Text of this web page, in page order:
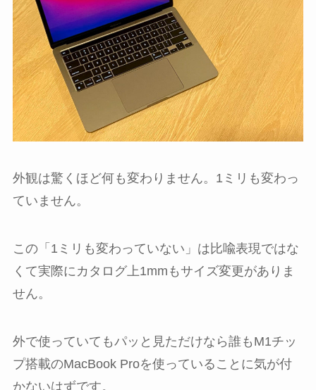
外観は驚くほど何も変わりません。1ミリも変わっ
ていません。
この「1ミリも変わっていない」は比喩表現ではな
くて実際にカタログ上1mmもサイズ変更がありま
せん。
外で使っていてもパッと見ただけなら誰もM1チッ
プ搭載のMacBook Proを使っていることに気が付
かないはずです。